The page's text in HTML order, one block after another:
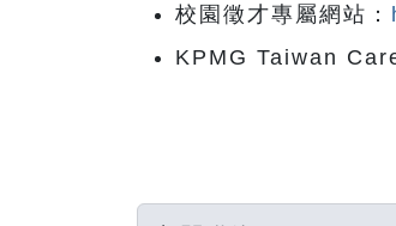
校園徵才專屬網站：
KPMG Taiwan